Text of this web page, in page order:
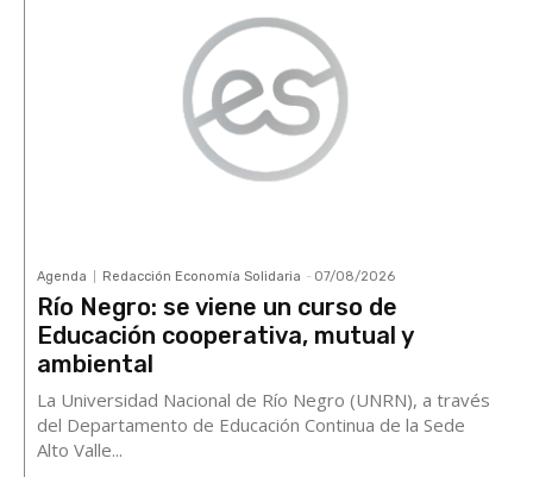
Agenda Redacción Economía Solidaria - 07/08/2026
Río Negro: se viene un curso de
Educación cooperativa, mutual y
ambiental
La Universidad Nacional de Río Negro (UNRN), a través
del Departamento de Educación Continua de la Sede
Alto Valle...